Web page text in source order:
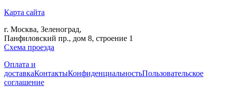
Карта сайта
г. Москва, Зеленоград,
Панфиловский пр., дом 8, строение 1
Схема проезда
Оплата и
доставкаКонтактыКонфиденциальностьПользовательское
соглашение